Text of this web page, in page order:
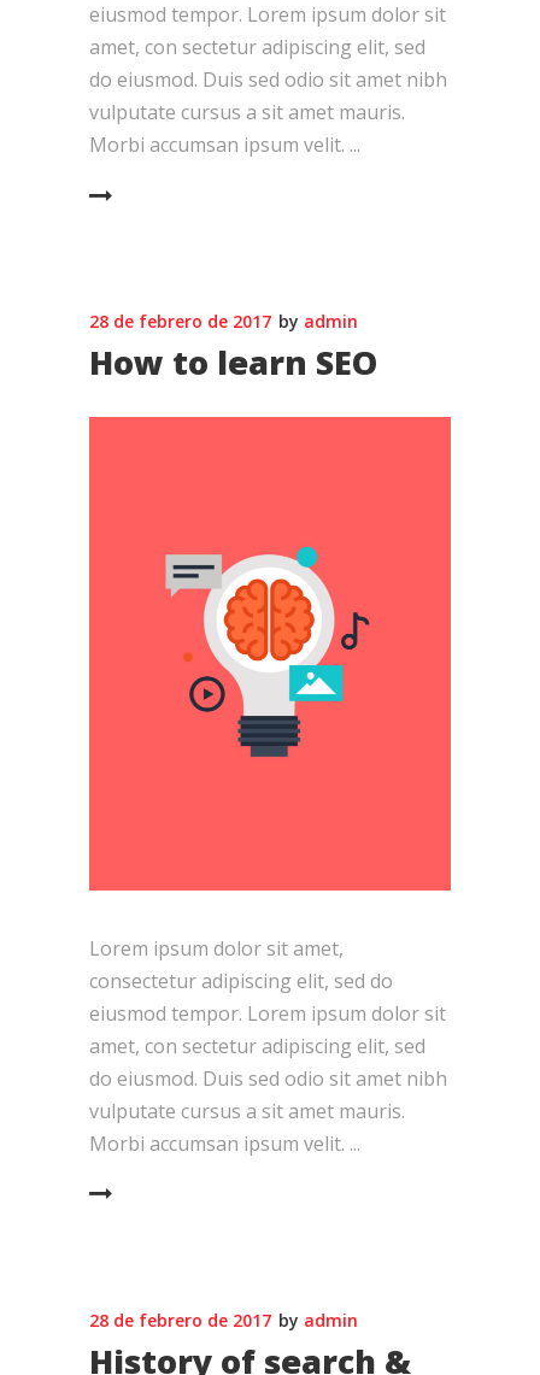
eiusmod tempor. Lorem ipsum dolor sit
amet, con sectetur adipiscing elit, sed
do eiusmod. Duis sed odio sit amet nibh
vulputate cursus a sit amet mauris.
Morbi accumsan ipsum velit.
28 de febrero de 2017 by admin
How to learn SEO
Lorem ipsum dolor sit amet,
consectetur adipiscing elit, sed do
eiusmod tempor. Lorem ipsum dolor sit
amet, con sectetur adipiscing elit, sed
do eiusmod. Duis sed odio sit amet nibh
vulputate cursus a sit amet mauris.
Morbi accumsan ipsum velit.
28 de febrero de 2017 by admin
History of search &